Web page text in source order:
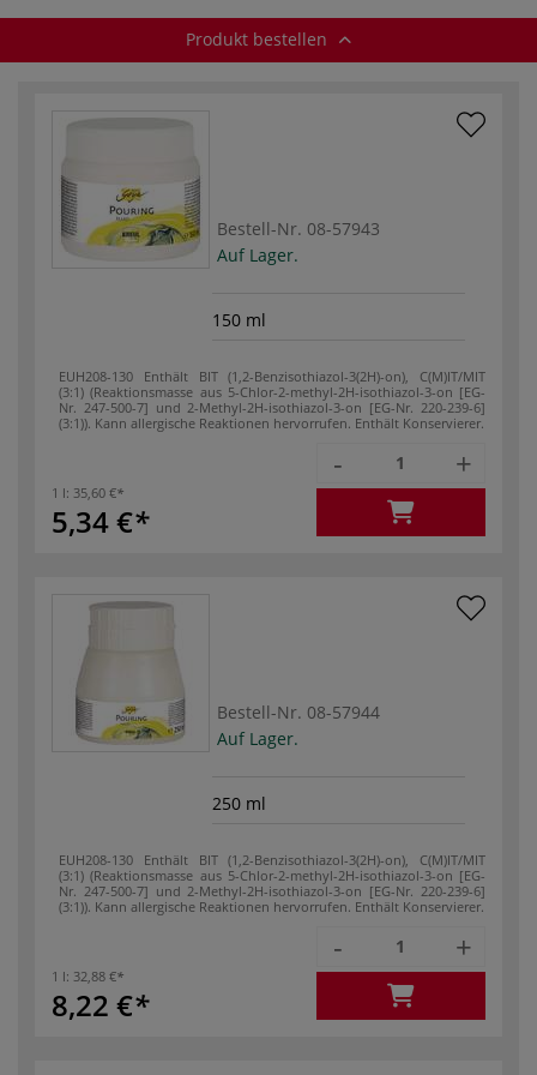
Produkt bestellen
Bestell-Nr. 08-57943
Auf Lager.
150 ml
EUH208-130 Enthält BIT (1,2-Benzisothiazol-3(2H)-on), C(M)IT/MIT
(3:1) (Reaktionsmasse aus 5-Chlor-2-methyl-2H-isothiazol-3-on [EG-
Nr. 247-500-7] und 2-Methyl-2H-isothiazol-3-on [EG-Nr. 220-239-6]
(3:1)). Kann allergische Reaktionen hervorrufen. Enthält Konservierer.
1 l: 35,60 €
5,34 €
- +
Bestell-Nr. 08-57944
Auf Lager.
250 ml
EUH208-130 Enthält BIT (1,2-Benzisothiazol-3(2H)-on), C(M)IT/MIT
(3:1) (Reaktionsmasse aus 5-Chlor-2-methyl-2H-isothiazol-3-on [EG-
Nr. 247-500-7] und 2-Methyl-2H-isothiazol-3-on [EG-Nr. 220-239-6]
(3:1)). Kann allergische Reaktionen hervorrufen. Enthält Konservierer.
1 l: 32,88 €
8,22 €
- +